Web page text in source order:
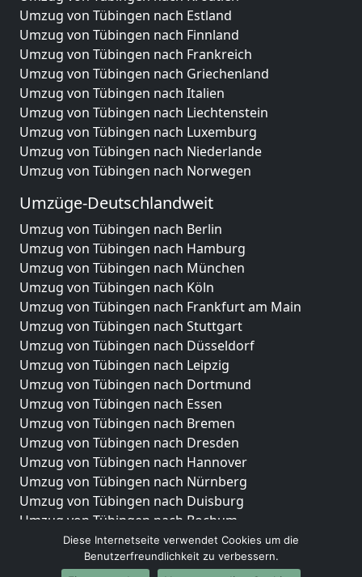
Umzug von Tübingen nach Estland
Umzug von Tübingen nach Finnland
Umzug von Tübingen nach Frankreich
Umzug von Tübingen nach Griechenland
Umzug von Tübingen nach Italien
Umzug von Tübingen nach Liechtenstein
Umzug von Tübingen nach Luxemburg
Umzug von Tübingen nach Niederlande
Umzug von Tübingen nach Norwegen
Umzüge-Deutschlandweit
Umzug von Tübingen nach Berlin
Umzug von Tübingen nach Hamburg
Umzug von Tübingen nach München
Umzug von Tübingen nach Köln
Umzug von Tübingen nach Frankfurt am Main
Umzug von Tübingen nach Stuttgart
Umzug von Tübingen nach Düsseldorf
Umzug von Tübingen nach Leipzig
Umzug von Tübingen nach Dortmund
Umzug von Tübingen nach Essen
Umzug von Tübingen nach Bremen
Umzug von Tübingen nach Dresden
Umzug von Tübingen nach Hannover
Umzug von Tübingen nach Nürnberg
Umzug von Tübingen nach Duisburg
Umzug von Tübingen nach Bochum
Umzug von Tübingen nach Wuppertal
Umzug von Tübingen nach Bielefeld
Diese Internetseite verwendet Cookies um die
Benutzerfreundlichkeit zu verbessern.